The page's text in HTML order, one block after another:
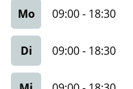
Mo 09:00- 18:30
Di 09:00- 18:30